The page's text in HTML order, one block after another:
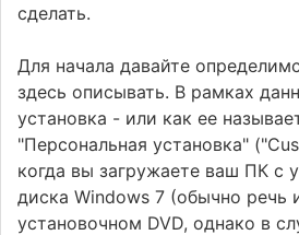
сделать.
Для начала давайте
здесь описывать. В рамках
установка - или как ее
"Персональная установка"
когда вы загружаете ваш ПК с
диска Windows 7 (обычно речь
установочном DVD, однако в